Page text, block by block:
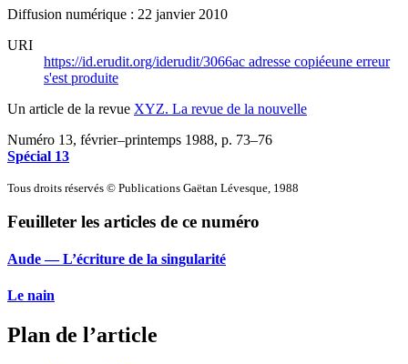
Diffusion numérique : 22 janvier 2010
URI
https://id.erudit.org/iderudit/3066ac adresse copiéeune erreur
s'est produite
Un article de la revue XYZ. La revue de la nouvelle
Numéro 13, février–printemps 1988, p. 73–76
Spécial 13
Tous droits réservés © Publications Gaëtan Lévesque, 1988
Feuilleter les articles de ce numéro
Aude — L’écriture de la singularité
Le nain
Plan de l’article